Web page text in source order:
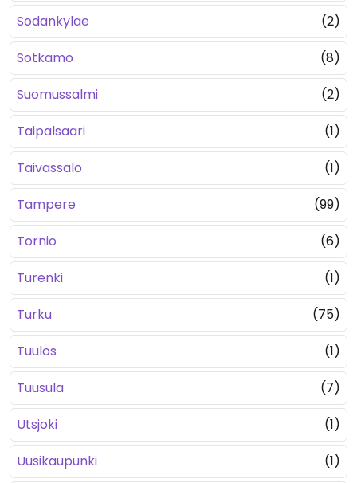
Sodankylae
(2)
Sotkamo
(8)
Suomussalmi
(2)
Taipalsaari
(1)
Taivassalo
(1)
Tampere
(99)
Tornio
(6)
Turenki
(1)
Turku
(75)
Tuulos
(1)
Tuusula
(7)
Utsjoki
(1)
Uusikaupunki
(1)